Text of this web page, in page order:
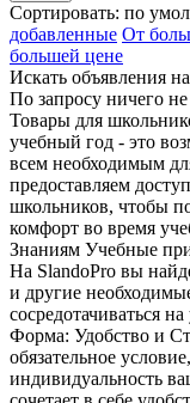
Сортировать: по
добавленные От
большей цене
Искать объявления
По запросу ничего
Товары для
учебный год - это
всем необходимым
предоставляем
школьников, чтобы
комфорт во время
Знаниям Учебные
На SlandoPro вы
и другие
сосредотачиваться
Форма: Удобство и
обязательное
индивидуальность